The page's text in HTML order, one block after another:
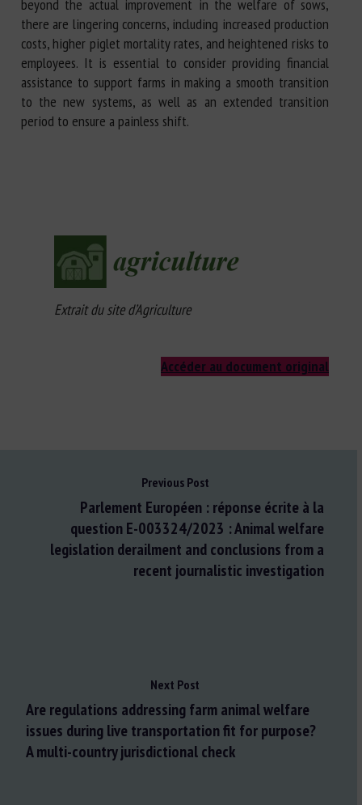
beyond the actual improvement in the welfare of sows,
there are lingering concerns, including increased production
costs, higher piglet mortality rates, and heightened risks to
employees. It is essential to consider providing financial
assistance to support farms in making a smooth transition
to the new systems, as well as an extended transition
period to ensure a painless shift.
Extrait du site d’Agriculture
Accéder au document original
Previous Post
Parlement Européen : réponse écrite à la
question E-003324/2023 : Animal welfare
legislation derailment and conclusions from a
recent journalistic investigation
Next Post
Are regulations addressing farm animal welfare
issues during live transportation fit for purpose?
A multi-country jurisdictional check